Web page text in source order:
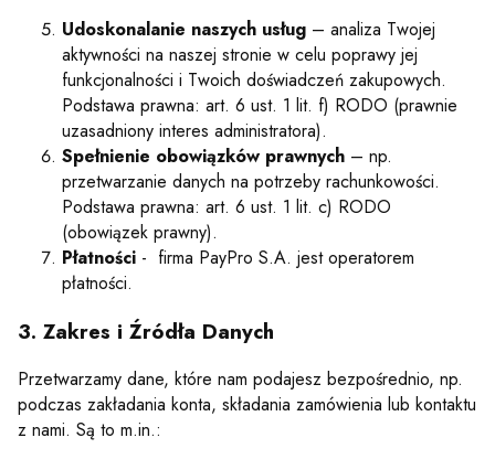
Udoskonalanie naszych usług – analiza Twojej
aktywności na naszej stronie w celu poprawy jej
funkcjonalności i Twoich doświadczeń zakupowych.
Podstawa prawna: art. 6 ust. 1 lit. f) RODO (prawnie
uzasadniony interes administratora).
Spełnienie obowiązków prawnych – np.
przetwarzanie danych na potrzeby rachunkowości.
Podstawa prawna: art. 6 ust. 1 lit. c) RODO
(obowiązek prawny).
Płatności - firma PayPro S.A. jest operatorem
płatności.
3. Zakres i Źródła Danych
Przetwarzamy dane, które nam podajesz bezpośrednio, np.
podczas zakładania konta, składania zamówienia lub kontaktu
z nami. Są to m.in.: